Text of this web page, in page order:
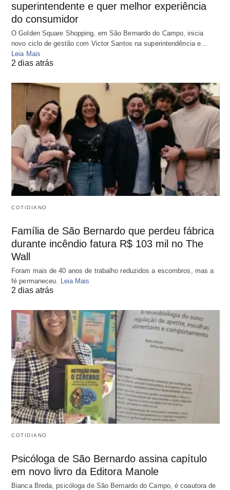
superintendente e quer melhor experiência
do consumidor
O Golden Square Shopping, em São Bernardo do Campo, inicia
novo ciclo de gestão com Victor Santos na superintendência e…
Leia Mais
2 dias atrás
COTIDIANO
Família de São Bernardo que perdeu fábrica
durante incêndio fatura R$ 103 mil no The
Wall
Foram mais de 40 anos de trabalho reduzidos a escombros, mas a
fé permaneceu. Leia Mais
2 dias atrás
COTIDIANO
Psicóloga de São Bernardo assina capítulo
em novo livro da Editora Manole
Bianca Breda, psicóloga de São Bernardo do Campo, é coautora de